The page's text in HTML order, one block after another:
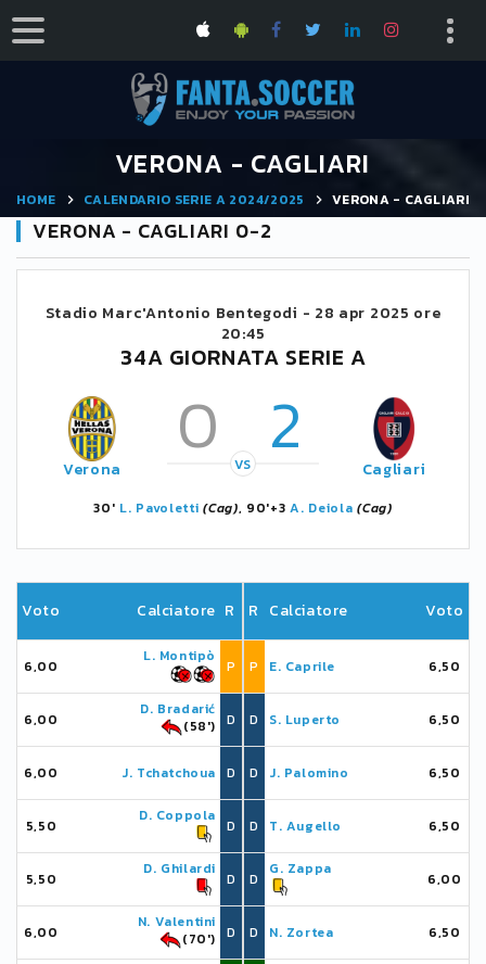
VERONA - CAGLIARI
HOME CALENDARIO SERIE A 2024/2025 VERONA - CAGLIARI
VERONA - CAGLIARI 0-2
Stadio Marc'Antonio Bentegodi - 28 apr 2025 ore
20:45
34A GIORNATA SERIE A
Verona 0 2
VS Cagliari
30' L. Pavoletti (Cag), 90'+3A. Deiola (Cag)
Voto Calciatore R
6,00
L. Montipò
P
6,00
D. Bradarić
(58')
D
6,00 J. Tchatchoua D
5,50
D. Coppola
D
5,50
D. Ghilardi
D
6,00
N. Valentini
(70')
D
R Calciatore Voto
P E. Caprile 6,50
D S. Luperto 6,50
D J. Palomino 6,50
D T. Augello 6,50
D
G. Zappa
6,00
D N. Zortea 6,50